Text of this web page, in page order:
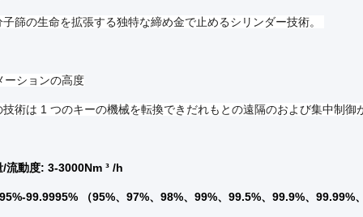
篩の生命を拡張する独特な締め金で止めるシリンダー技術。
ーションの高度
技術は 1 つのキーの機械を転換できだれもとの遠隔のおよび集中制
/流動度: 3-3000Nm ³ /h
99.9995% （95%、97%、98%、99%、99.5%、99.9%、99.99%